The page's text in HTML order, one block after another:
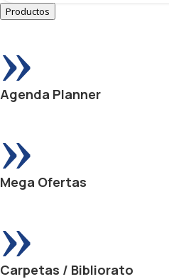
Productos
»
Agenda Planner
»
Mega Ofertas
»
Carpetas / Bibliorato